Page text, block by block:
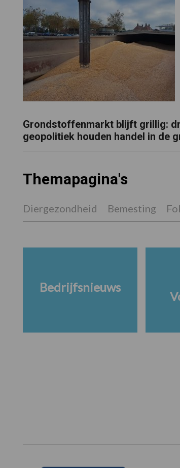
Grondstoffenmarkt blijft grillig:
geopolitiek houden handel in de
Themapagina's
Diergezondheid Bemesting
Bedrijfsnieuws